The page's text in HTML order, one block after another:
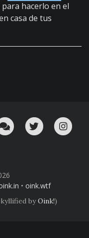
hacerlo en el
casa de tus
en Telegram!
TV Charla con nosotros
Twitter
• oink.wtf
byOink!)